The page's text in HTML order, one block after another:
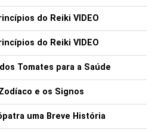
do Reiki VIDEO
do Reiki VIDEO
Tomates para a Saúde
e os Signos
uma Breve História